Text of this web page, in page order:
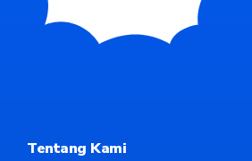
Tentang Kami